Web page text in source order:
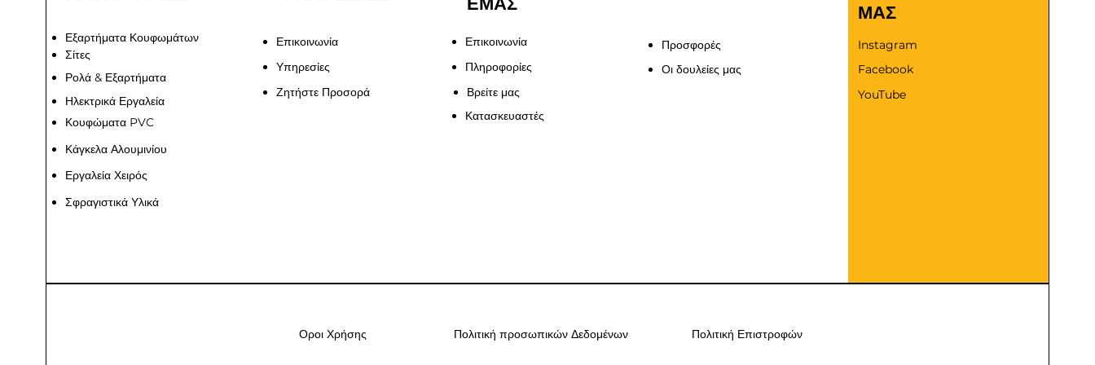
Εξαρτήματα Κουφωμάτων
Σίτες
Ρολά & Εξαρτήματα
Ηλεκτρικά Εργαλεία
Κουφώματα PVC
Κάγκελα Αλουμινίου
Εργαλεία Χειρός
Σφραγιστικά Υλικά
Επικοινωνία
Υπηρεσίες
Ζητήστε Προσορά
Επικοινωνία
Πληροφορίες
Βρείτε μας
Κατασκευαστές
Προσφορές
Οι δουλείες μας
ΜΑΣ
Instagram
Facebook
YouTube
Οροι Χρήσης Πολιτική προσωπικών Δεδομένων Πολιτική Επιστροφών